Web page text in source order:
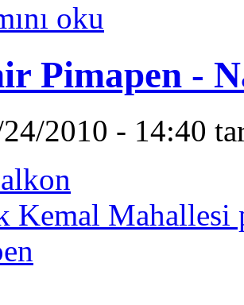
oku
Pimapen -
2010 - 14:40
Kemal Mahallesi